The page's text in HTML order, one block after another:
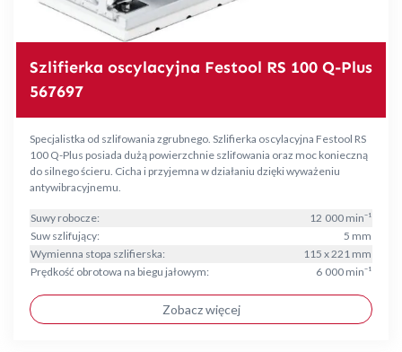
Szlifierka oscylacyjna Festool RS 100 Q-Plus
567697
Specjalistka od szlifowania zgrubnego. Szlifierka oscylacyjna Festool RS
100 Q-Plus posiada dużą powierzchnie szlifowania oraz moc konieczną
do silnego ścieru. Cicha i przyjemna w działaniu dzięki wyważeniu
antywibracyjnemu.
Suwy robocze:
12 000 min⁻¹
Suw szlifujący:
5 mm
Wymienna stopa szlifierska:
115 x 221 mm
Prędkość obrotowa na biegu jałowym:
6 000 min⁻¹
Zobacz więcej